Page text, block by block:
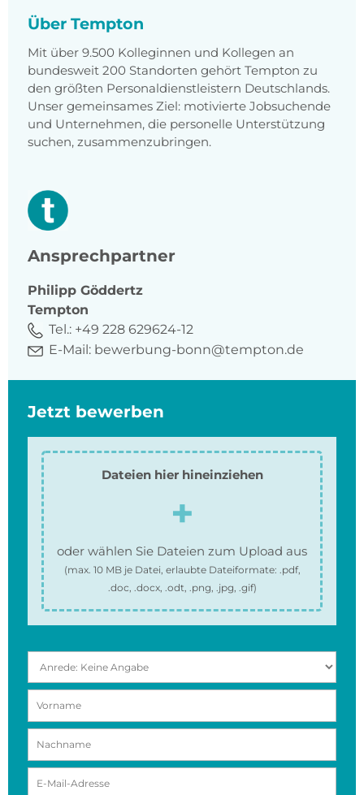
Über Tempton
Mit über 9.500 Kolleginnen und Kollegen an
bundesweit 200 Standorten gehört Tempton zu
den größten Personaldienstleistern Deutschlands.
Unser gemeinsames Ziel: motivierte Jobsuchende
und Unternehmen, die personelle Unterstützung
suchen, zusammenzubringen.
Ansprechpartner
Philipp Göddertz
Tempton
Tel.: +49 228 629624-12
E-Mail: bewerbung-bonn@tempton.de
Jetzt bewerben
Dateien hier hineinziehen
oder wählen Sie Dateien zum Upload aus
(max. 10 MBje Datei, erlaubte Dateiformate: .pdf,
.doc, .docx, .odt, .png, .jpg, .gif)